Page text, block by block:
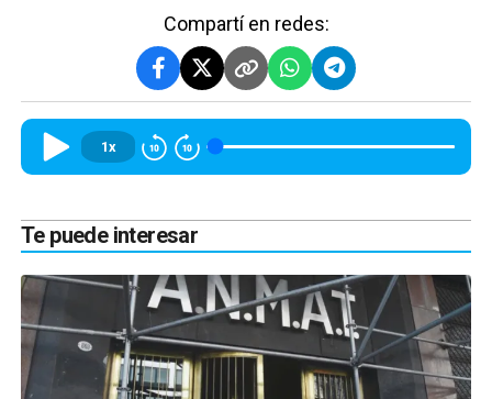
Compartí en redes:
1x
Te puede interesar